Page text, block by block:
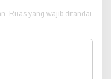
Ruas yang wajib ditandai